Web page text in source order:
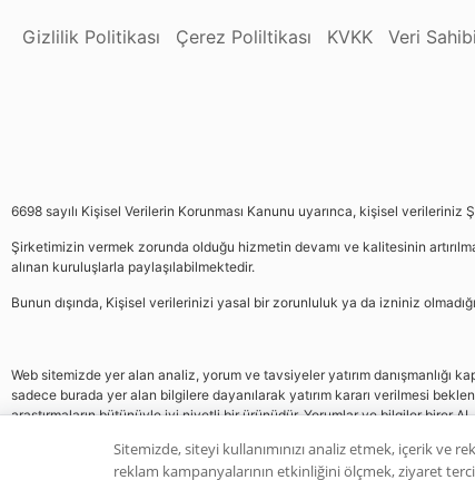
Gizlilik Politikası Çerez Poliltikası KVKK Veri
6698 sayılı Kişisel Verilerin Korunması Kanunu uyarınca, kişisel verileriniz
Şirketimizin vermek zorunda olduğu hizmetin devamı ve kalitesinin
alınan kuruluşlarla paylaşılabilmektedir.
Bunun dışında, Kişisel verilerinizi yasal bir zorunluluk ya da izniniz
Web sitemizde yer alan analiz, yorum ve tavsiyeler yatırım
sadece burada yer alan bilgilere dayanılarak yatırım kararı verilmesi
araştırmaların bütünüyle iyi niyetli bir ürünüdür. Yorumlar ve bilgiler birer
Sitemizde, siteyi kullanımınızı analiz etmek, içerik ve
reklam kampanyalarının etkinliğini ölçmek, ziyaret